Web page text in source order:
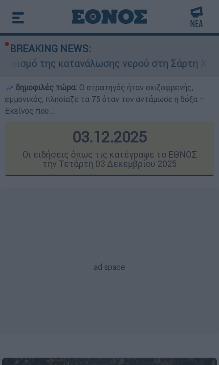
BREAKING NEWS:
νερού στη Σάρτη Χαλκιδικής -
δημοφιλές τώρα: O στρατηγός ήταν σχιζοφρενής,
εμμονικός, πλησίαζε τα 75 όταν τον αντάμωσε η δόξα –
Εκείνος που...
03.12.2025
Οι ειδήσεις όπως τις κατέγραψε το ΕΘΝΟΣ
την Τετάρτη 03 Δεκεμβρίου 2025